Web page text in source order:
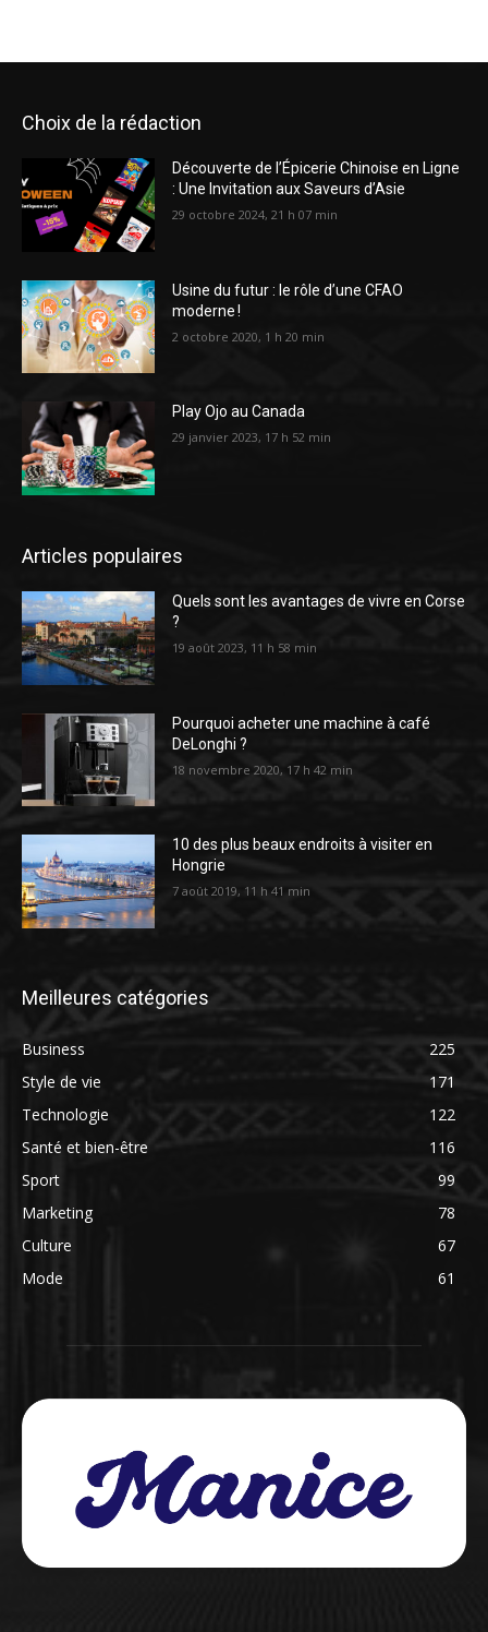
Choix de la rédaction
Découverte de l’Épicerie Chinoise en Ligne
: Une Invitation aux Saveurs d’Asie
29 octobre 2024, 21 h 07 min
Usine du futur : le rôle d’une CFAO
moderne !
2 octobre 2020, 1 h 20 min
Play Ojo au Canada
29 janvier 2023, 17 h 52 min
Articles populaires
Quels sont les avantages de vivre en Corse
?
19 août 2023, 11 h 58 min
Pourquoi acheter une machine à café
DeLonghi ?
18 novembre 2020, 17 h 42 min
10 des plus beaux endroits à visiter en
Hongrie
7 août 2019, 11 h 41 min
Meilleures catégories
Business
225
Style de vie
171
Technologie
122
Santé et bien-être
116
Sport
99
Marketing
78
Culture
67
Mode
61